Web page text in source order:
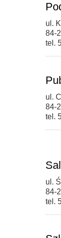
ul.
84-
tel.
ul.
84-
tel.
ul.
84-
tel.